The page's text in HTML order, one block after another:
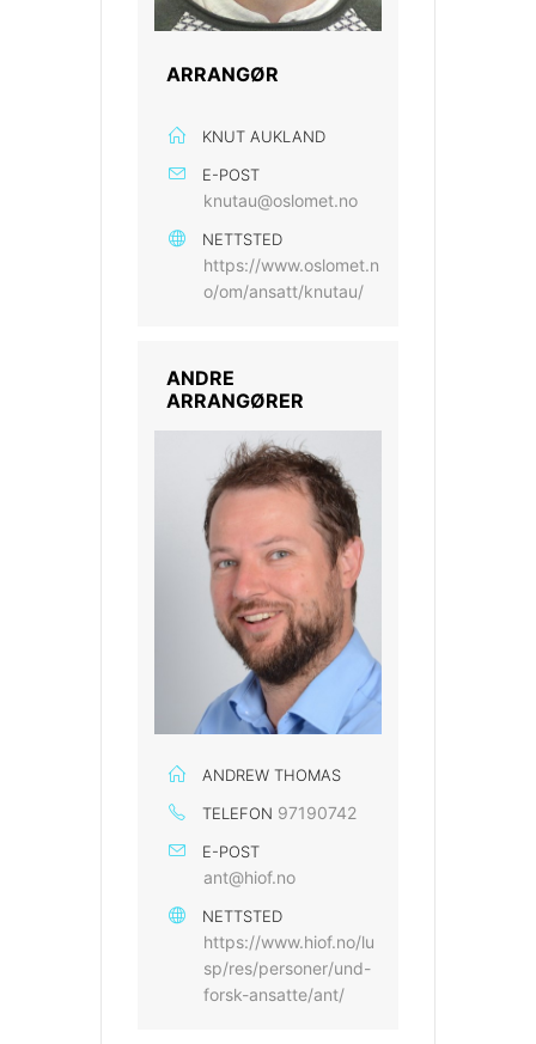
ARRANGØR
KNUT AUKLAND
E-POST
knutau@oslomet.no
NETTSTED
https://www.oslomet.n
o/om/ansatt/knutau/
ANDRE
ARRANGØRER
ANDREW THOMAS
TELEFON 97190742
E-POST
ant@hiof.no
NETTSTED
https://www.hiof.no/lu
sp/res/personer/und-
forsk-ansatte/ant/